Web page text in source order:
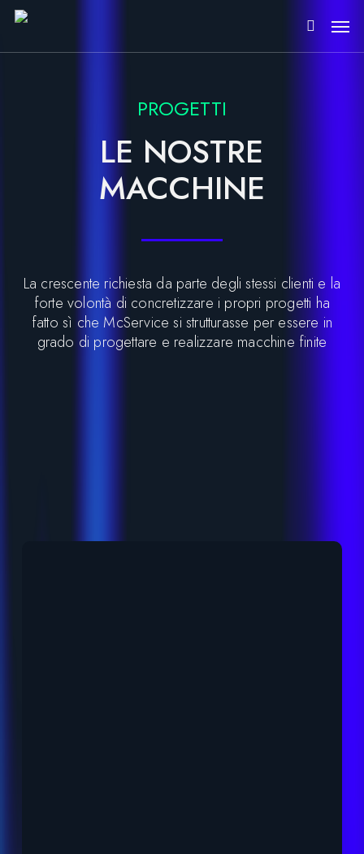
Skip
main
search
Menu
PROGETTI
LE NOSTRE
MACCHINE
La crescente richiesta da parte degli stessi clienti e la
forte volontà di concretizzare i propri progetti ha
fatto sì che McService si strutturasse per essere in
grado di progettare e realizzare macchine finite